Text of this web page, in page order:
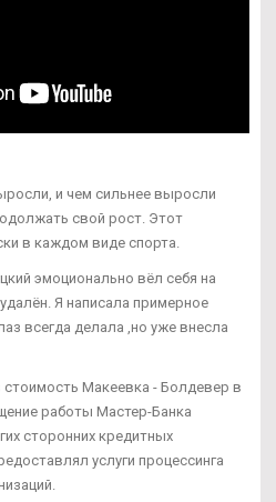
и чем сильнее выросли
свой рост. Этот
в каждом виде спорта.
эмоционально вёл себя на
Я написала примерное
всегда делала ,но уже внесла
Макеевка - Болдевер в
работы Мастер-Банка
сторонних кредитных
услуги процессинга